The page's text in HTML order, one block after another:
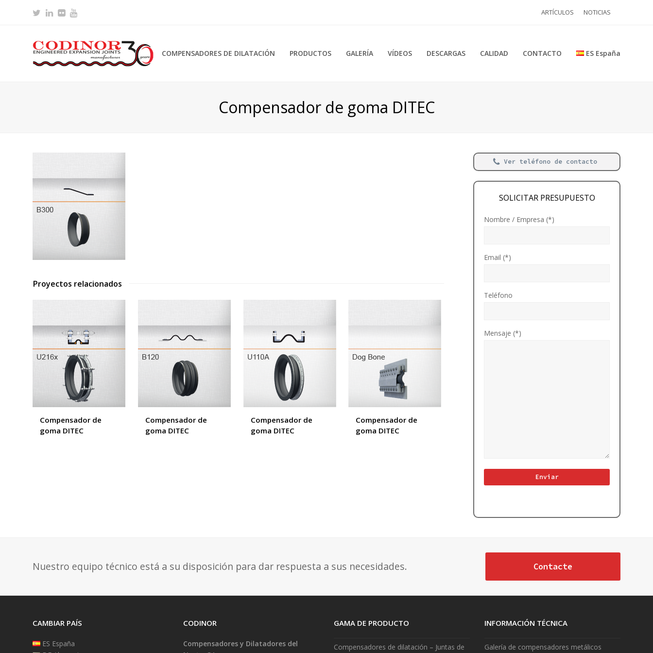
ARTÍCULOS NOTICIAS
Twitter
LinkedIn
FlickrYoutube
COMPENSADORES DE DILATACIÓN PRODUCTOS GALERÍA VÍDEOS DESCARGAS CALIDAD CONTACTO ES España
Compensador de goma DITEC
Proyectos relacionados
Compensador de
goma DITEC
Compensador de
goma DITEC
Compensador de
goma DITEC
Compensador de
goma DITEC
Ver teléfono de contacto
SOLICITAR PRESUPUESTO
Nombre / Empresa (*)
Email (*)
Teléfono
Mensaje (*)
Nuestro equipo técnico está a su disposición para dar respuesta a sus necesidades. Contacte
CAMBIAR PAÍS
ES España
CODINOR
Compensadores y Dilatadores del
GAMA DE PRODUCTO
Compensadores de dilatación – Juntas de
INFORMACIÓN TÉCNICA
Galería de compensadores metálicos